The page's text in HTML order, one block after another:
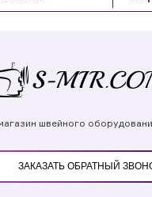
швейного
ЗАКАЗАТЬ ОБРАТНЫЙ